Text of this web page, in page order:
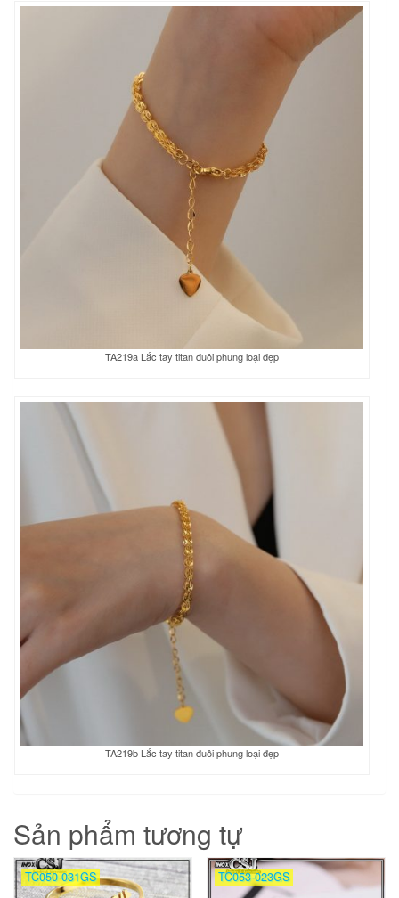
TA219a Lắc tay titan đuôi phung loại đẹp
TA219b Lắc tay titan đuôi phung loại đẹp
Sản phẩm tương tự
TC050-031GS TC053-023GS